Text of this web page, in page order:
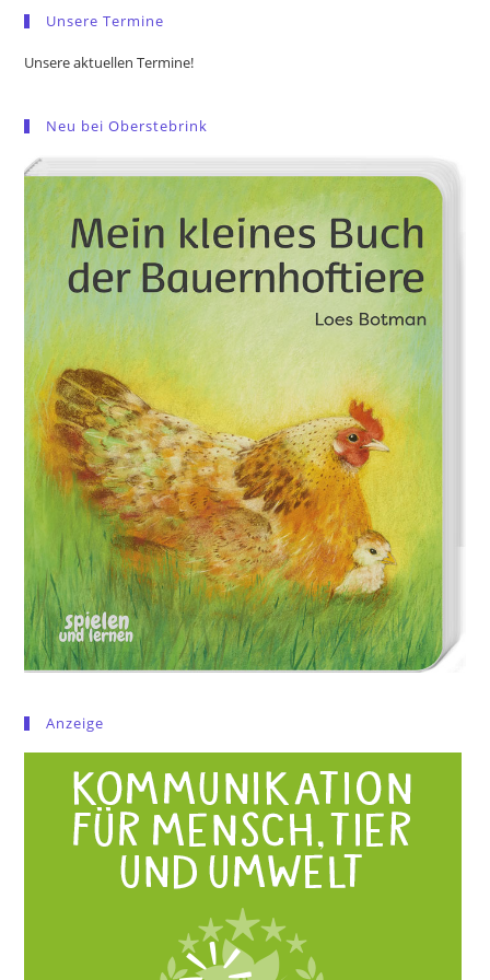
Unsere Termine
Unsere aktuellen Termine!
Neu bei Oberstebrink
Anzeige